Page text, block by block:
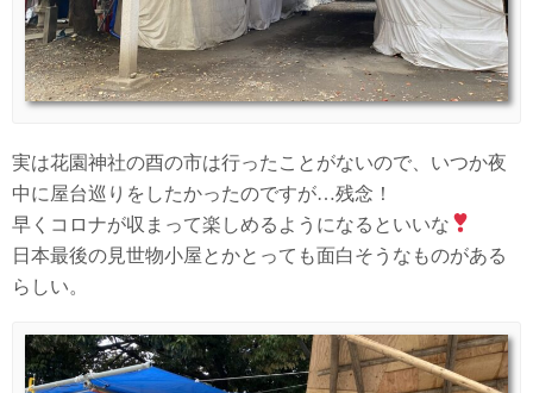
実は花園神社の酉の市は行ったことがないので、いつか夜
中に屋台巡りをしたかったのですが…残念！
早くコロナが収まって楽しめるようになるといいな
日本最後の見世物小屋とかとっても面白そうなものがある
らしい。